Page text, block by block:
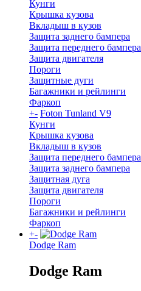
Кунги
Крышка кузова
Вкладыш в кузов
Защита заднего бампера
Защита переднего бампера
Защита двигателя
Пороги
Защитные дуги
Багажники и рейлинги
Фаркоп
+- Foton Tunland V9
Кунги
Крышка кузова
Вкладыш в кузов
Защита переднего бампера
Защита заднего бампера
Защитная дуга
Защита двигателя
Пороги
Багажники и рейлинги
Фаркоп
+-
Dodge Ram
Dodge Ram